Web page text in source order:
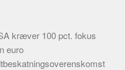
kræver 100 pct. fokus
euro